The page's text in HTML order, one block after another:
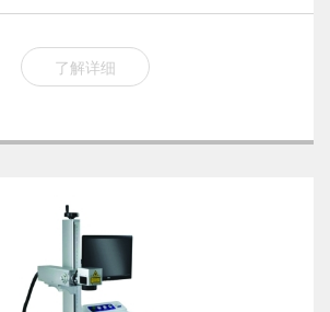
了解详细